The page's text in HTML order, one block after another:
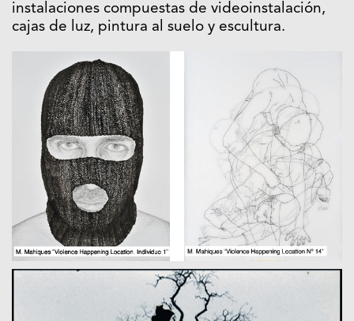
instalaciones compuestas de videoinstalación,
cajas de luz, pintura al suelo y escultura.